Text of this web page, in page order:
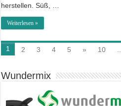
herstellen. Süß, …
Weiterlesen »
1 2 3 4 5 » 10
Wundermix